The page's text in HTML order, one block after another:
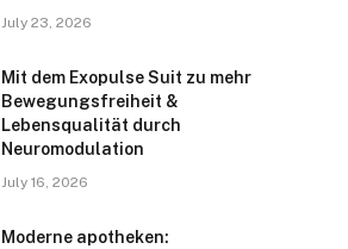
July 23, 2026
Mit dem Exopulse Suit zu mehr
Bewegungsfreiheit &
Lebensqualität durch
Neuromodulation
July 16, 2026
Moderne apotheken: